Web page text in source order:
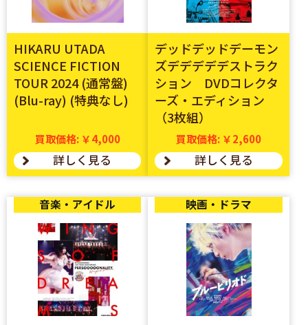
HIKARU UTADA
SCIENCE FICTION
TOUR 2024 (通常盤)
(Blu-ray) (特典なし)
買取価格: ￥4,000
詳しく見る
デッドデッドデーモン
ズデデデデデストラク
ション DVDコレクタ
ーズ・エディション
（3枚組）
買取価格: ￥2,600
詳しく見る
音楽・アイドル 映画・ドラマ